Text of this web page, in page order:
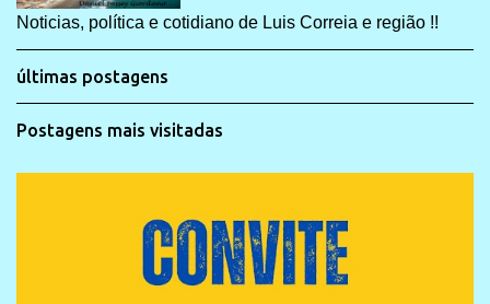
Noticias, política e cotidiano de Luis Correia e região !!
últimas postagens
Postagens mais visitadas